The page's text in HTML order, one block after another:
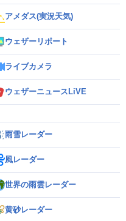
アメダス(実況天気)
ウェザーリポート
ライブカメラ
ウェザーニュースLiVE
雨雪レーダー
風レーダー
世界の雨雲レーダー
黄砂レーダー